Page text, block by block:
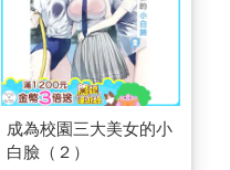
成為校園三大美女的小
白臉（２）